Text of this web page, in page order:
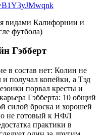
видами Калифорнии и
футбола)
Гэбберт
в состав нет: Колин не
получал копейки, а Тэд
порвал кресты и
Гэбберта: 10 общий
силой броска и хорошей
не готовый к НФЛ
практики в